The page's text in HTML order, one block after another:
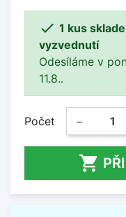
 1 kus
vyzvednutí
Odesíláme v
11.8..
Počet −
